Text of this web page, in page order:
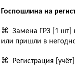
Госпошлина на
⌘ Замена ГРЗ [1 шт]
или пришли в
⌘ Регистрация